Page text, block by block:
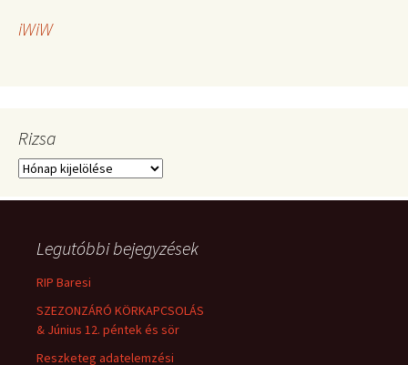
iWiW
Rizsa
Rizsa
Legutóbbi bejegyzések
RIP Baresi
SZEZONZÁRÓ KÖRKAPCSOLÁS
& Június 12. péntek és sör
Reszketeg adatelemzési